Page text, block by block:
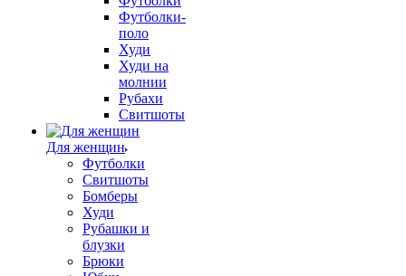
Футболки-
поло
Худи
Худи на
молнии
Рубахи
Свитшоты
Для женщин
Футболки
Свитшоты
Бомберы
Худи
Рубашки и
блузки
Брюки